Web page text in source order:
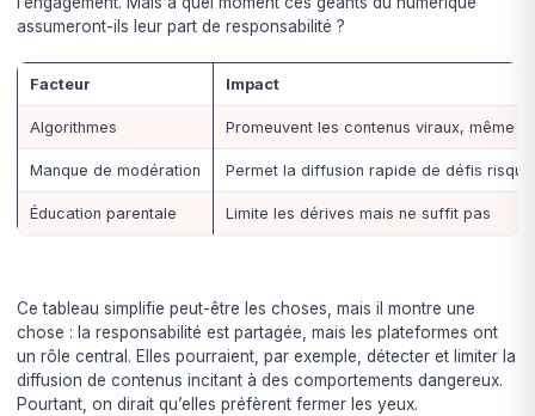
assumeront-ils leur part de responsabilité ?
Facteur Impact
Algorithmes Promeuvent les contenus viraux, même
Manque de modération Permet la diffusion rapide de défis
Éducation parentale Limite les dérives mais ne suffit pas
Ce tableau simplifie peut-être les choses, mais il montre une
chose : la responsabilité est partagée, mais les plateformes ont
un rôle central. Elles pourraient, par exemple, détecter et limiter la
diffusion de contenus incitant à des comportements dangereux.
Pourtant, on dirait qu’elles préfèrent fermer les yeux.